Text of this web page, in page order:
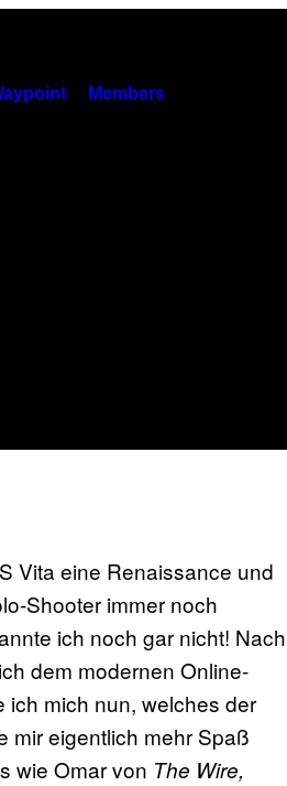
Members
Vita eine Renaissance und
Shooter immer noch
ich noch gar nicht! Nach
dem modernen Online-
ich mich nun, welches der
mir eigentlich mehr Spaß
wie Omar von The Wire,